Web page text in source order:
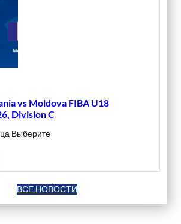
vs Moldova FIBA U18
Division C
Выберите
ВСЕ НОВОСТИ